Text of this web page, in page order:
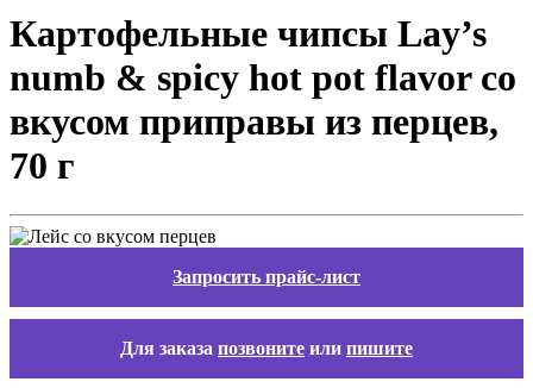
Картофельные чипсы Lay’s
numb & spicy hot pot flavor со
вкусом приправы из перцев,
70 г
Запросить прайс-лист
Для заказа позвоните или пишите